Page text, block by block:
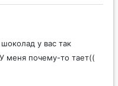
у вас так
меня почему-то тает((